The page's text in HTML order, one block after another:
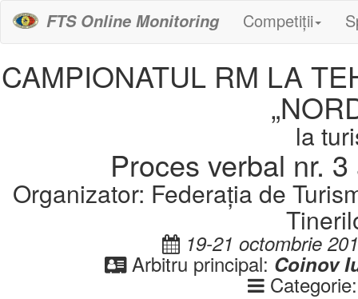
FTS Online Monitoring Competiții
CAMPIONATUL RM LA
la
Proces verbal nr.
Organizator: Federația de
19-21 octombrie
Arbitru principal: Coinov